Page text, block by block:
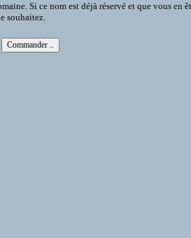
Si ce nom est déjà réservé et que vous en
souhaitez.